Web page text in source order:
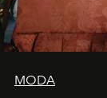
MODA